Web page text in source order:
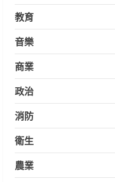
教育
音樂
商業
政治
消防
衛生
農業